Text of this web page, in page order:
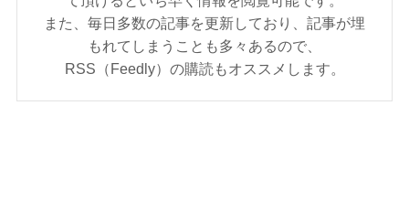
また、毎日多数の記事を更新しており、記事が埋
もれてしまうことも多々あるので、
RSS（Feedly）の購読もオススメします。